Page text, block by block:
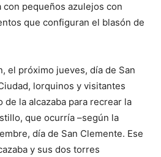
con pequeños azulejos con
que configuran el blasón de
el próximo jueves, día de San
lorquinos y visitantes
de la alcazaba para recrear la
que ocurría –según la
día de San Clemente. Ese
y sus dos torres